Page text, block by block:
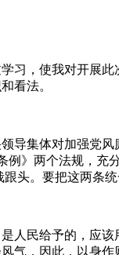
，使我对开展此
看法。
集体对加强党风
例》两个法规，
头。要把这两条
民给予的，应该
气，因此，以身